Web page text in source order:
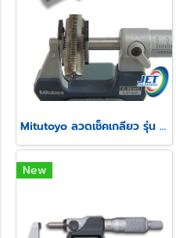
Mitutoyo ลวดเช็คเกลียว รุ่น 313
New